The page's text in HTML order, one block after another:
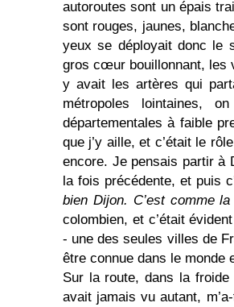
autoroutes sont un épais
sont rouges, jaunes,
yeux se déployait donc le
gros cœur bouillonnant, les
y avait les artères qui
métro­poles lointaines,
départementales à faible
que j’y aille, et c’était le
encore. Je pensais partir à
la fois précédente, et puis
bien Dijon. C’est comme
colombien, et c’était
- une des seules villes de
être connue dans le monde
Sur la route, dans la froide
avait jamais vu autant,